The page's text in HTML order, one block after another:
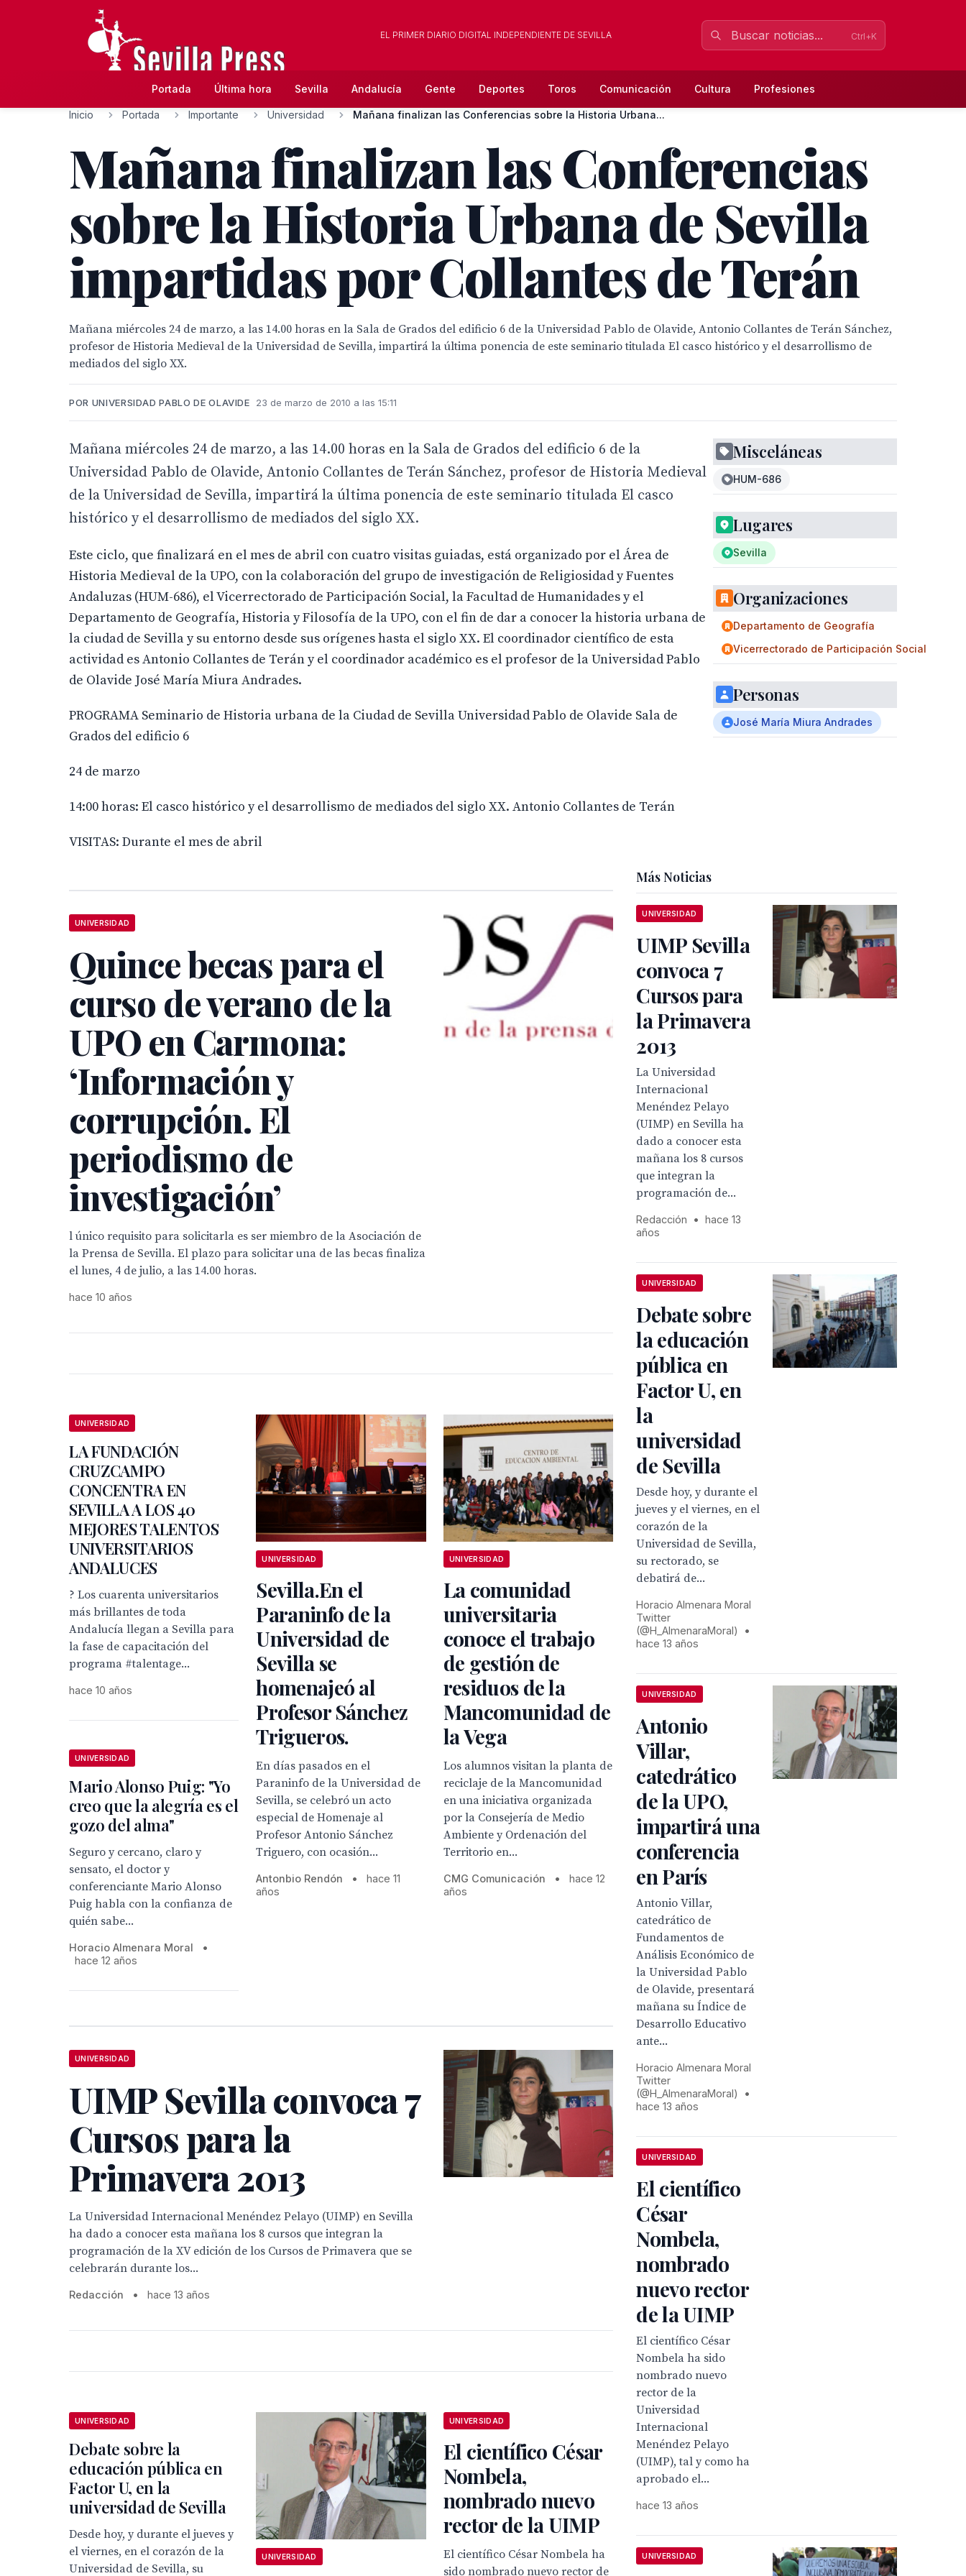
EL PRIMER DIARIO DIGITAL INDEPENDIENTE DE SEVILLA Ctrl+K
Portada Última hora Sevilla Andalucía Gente Deportes Toros Comunicación Cultura Profesiones
Inicio Portada Importante Universidad Mañana finalizan las Conferencias sobre la Historia Urbana...
Mañana finalizan las Conferencias
sobre la Historia Urbana de Sevilla
impartidas por Collantes de Terán
Mañana miércoles 24 de marzo, a las 14.00 horas en la Sala de Grados del edificio 6 de la Universidad Pablo de Olavide, Antonio Collantes de Terán Sánchez,
profesor de Historia Medieval de la Universidad de Sevilla, impartirá la última ponencia de este seminario titulada El casco histórico y el desarrollismo de
mediados del siglo XX.
POR UNIVERSIDAD PABLO DE OLAVIDE 23 de marzo de 2010 a las 15:11
Mañana miércoles 24 de marzo, a las 14.00 horas en la Sala de Grados del edificio 6 de la
Universidad Pablo de Olavide, Antonio Collantes de Terán Sánchez, profesor de Historia Medieval
de la Universidad de Sevilla, impartirá la última ponencia de este seminario titulada El casco
histórico y el desarrollismo de mediados del siglo XX.
Este ciclo, que finalizará en el mes de abril con cuatro visitas guiadas, está organizado por el Área de
Historia Medieval de la UPO, con la colaboración del grupo de investigación de Religiosidad y Fuentes
Andaluzas (HUM-686), el Vicerrectorado de Participación Social, la Facultad de Humanidades y el
Departamento de Geografía, Historia y Filosofía de la UPO, con el fin de dar a conocer la historia urbana de
la ciudad de Sevilla y su entorno desde sus orígenes hasta el siglo XX. El coordinador científico de esta
actividad es Antonio Collantes de Terán y el coordinador académico es el profesor de la Universidad Pablo
de Olavide José María Miura Andrades.
PROGRAMA Seminario de Historia urbana de la Ciudad de Sevilla Universidad Pablo de Olavide Sala de
Grados del edificio 6
24 de marzo
14:00 horas: El casco histórico y el desarrollismo de mediados del siglo XX. Antonio Collantes de Terán
VISITAS: Durante el mes de abril
Misceláneas
HUM-686
Lugares
Sevilla
Organizaciones
Departamento de Geografía
Vicerrectorado de Participación Social
Personas
José María Miura Andrades
UNIVERSIDAD
Quince becas para el
curso de verano de la
UPO en Carmona:
‘Información y
corrupción. El
periodismo de
investigación’
l único requisito para solicitarla es ser miembro de la Asociación de
la Prensa de Sevilla. El plazo para solicitar una de las becas finaliza
el lunes, 4 de julio, a las 14.00 horas.
hace 10 años
UNIVERSIDAD
LA FUNDACIÓN
CRUZCAMPO
CONCENTRA EN
SEVILLA A LOS 40
MEJORES TALENTOS
UNIVERSITARIOS
ANDALUCES
? Los cuarenta universitarios
más brillantes de toda
Andalucía llegan a Sevilla para
la fase de capacitación del
programa #talentage...
hace 10 años
UNIVERSIDAD
Sevilla.En el
Paraninfo de la
Universidad de
Sevilla se
homenajeó al
Profesor Sánchez
Trigueros.
En días pasados en el
Paraninfo de la Universidad de
Sevilla, se celebró un acto
especial de Homenaje al
Profesor Antonio Sánchez
Triguero, con ocasión...
Antonbio Rendón •
hace 11
años
UNIVERSIDAD
La comunidad
universitaria
conoce el trabajo
de gestión de
residuos de la
Mancomunidad de
la Vega
Los alumnos visitan la planta de
reciclaje de la Mancomunidad
en una iniciativa organizada
por la Consejería de Medio
Ambiente y Ordenación del
Territorio en...
CMG Comunicación •
hace 12
años
UNIVERSIDAD
Mario Alonso Puig: "Yo
creo que la alegría es el
gozo del alma"
Seguro y cercano, claro y
sensato, el doctor y
conferenciante Mario Alonso
Puig habla con la confianza de
quién sabe...
Horacio Almenara Moral
•
hace 12 años
UNIVERSIDAD
UIMP Sevilla convoca 7
Cursos para la
Primavera 2013
La Universidad Internacional Menéndez Pelayo (UIMP) en Sevilla
ha dado a conocer esta mañana los 8 cursos que integran la
programación de la XV edición de los Cursos de Primavera que se
celebrarán durante los...
Redacción • hace 13 años
UNIVERSIDAD
Debate sobre la
educación pública en
Factor U, en la
universidad de Sevilla
Desde hoy, y durante el jueves y
el viernes, en el corazón de la
Universidad de Sevilla, su
UNIVERSIDAD
UNIVERSIDAD
El científico César
Nombela,
nombrado nuevo
rector de la UIMP
El científico César Nombela ha
sido nombrado nuevo rector de
Más Noticias
UNIVERSIDAD
UIMP Sevilla
convoca 7
Cursos para
la Primavera
2013
La Universidad
Internacional
Menéndez Pelayo
(UIMP) en Sevilla ha
dado a conocer esta
mañana los 8 cursos
que integran la
programación de...
Redacción •
hace 13
años
UNIVERSIDAD
Debate sobre
la educación
pública en
Factor U, en
la
universidad
de Sevilla
Desde hoy, y durante el
jueves y el viernes, en el
corazón de la
Universidad de Sevilla,
su rectorado, se
debatirá de...
Horacio Almenara Moral
Twitter
(@H_AlmenaraMoral)
•
hace 13 años
UNIVERSIDAD
Antonio
Villar,
catedrático
de la UPO,
impartirá una
conferencia
en París
Antonio Villar,
catedrático de
Fundamentos de
Análisis Económico de
la Universidad Pablo
de Olavide, presentará
mañana su Índice de
Desarrollo Educativo
ante...
Horacio Almenara Moral
Twitter
(@H_AlmenaraMoral)
•
hace 13 años
UNIVERSIDAD
El científico
César
Nombela,
nombrado
nuevo rector
de la UIMP
El científico César
Nombela ha sido
nombrado nuevo
rector de la
Universidad
Internacional
Menéndez Pelayo
(UIMP), tal y como ha
aprobado el...
hace 13 años
UNIVERSIDAD